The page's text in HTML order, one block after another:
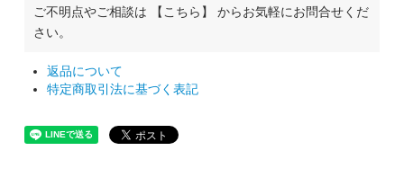
ご不明点やご相談は
【こちら】
からお気軽にお問合せくだ
さい。
返品について
特定商取引法に基づく表記